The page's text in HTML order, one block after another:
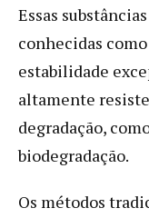
Essas
conhecidas
estabilidade
altamente
degradação,
biodegradação.
Os métodos